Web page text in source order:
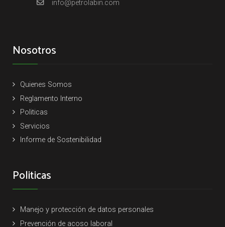
info@petrolabin.com
Nosotros
Quienes Somos
Reglamento Interno
Politicas
Servicios
Informe de Sostenibilidad
Politicas
Manejo y protección de datos personales
Prevención de acoso laboral